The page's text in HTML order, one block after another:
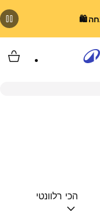
מיין לפי:(optional)